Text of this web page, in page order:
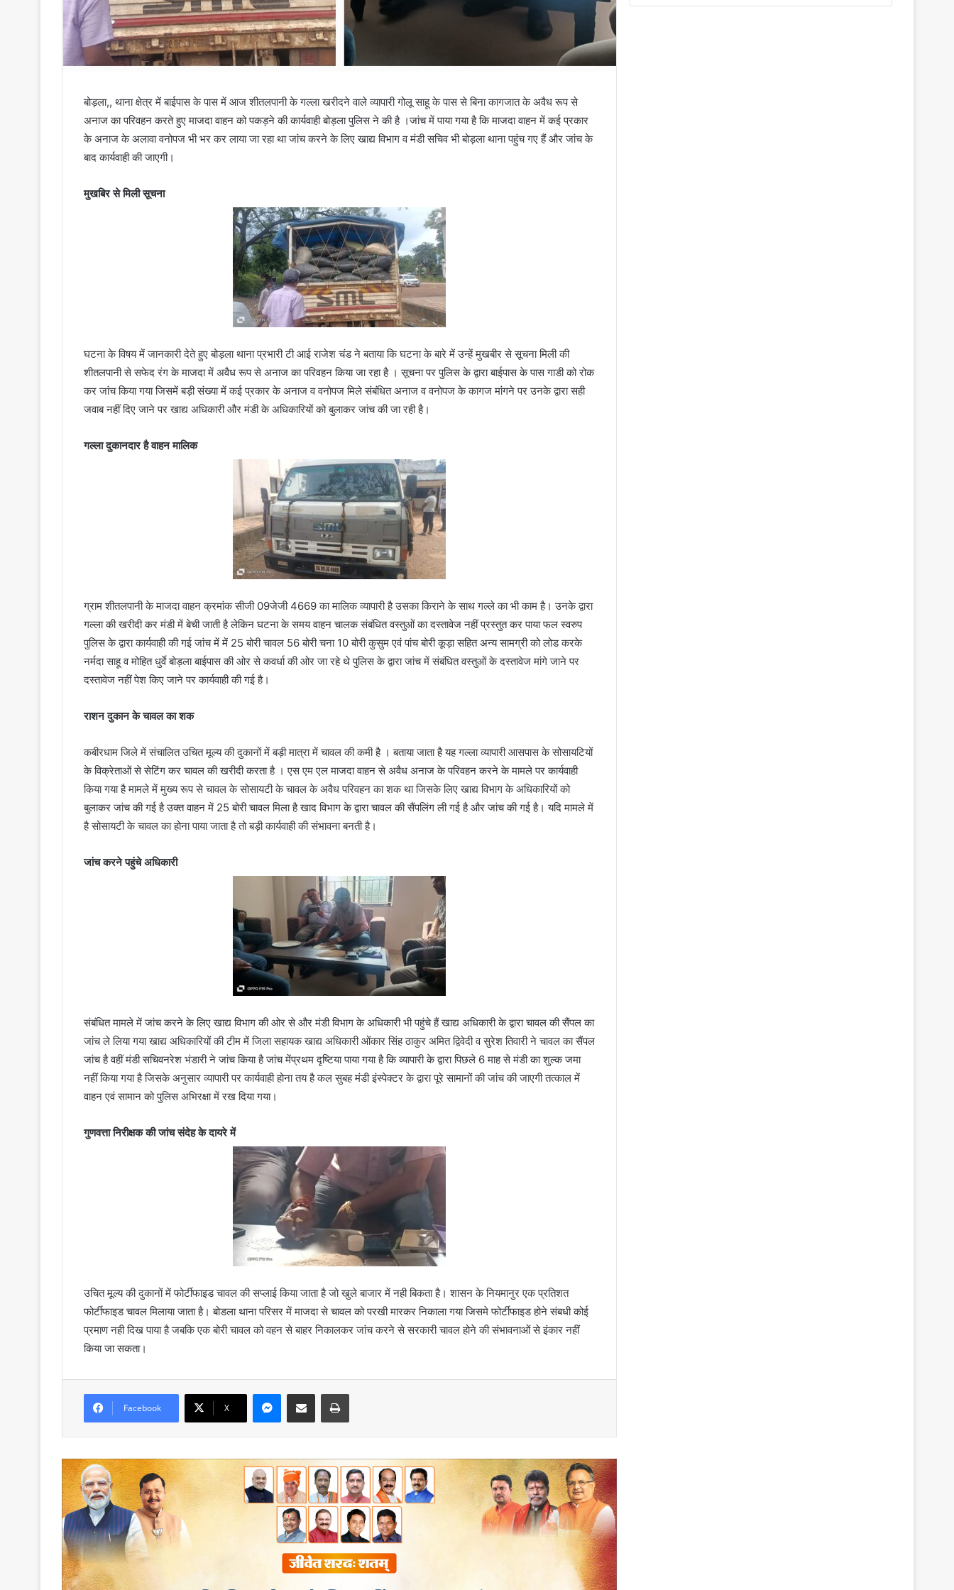
बोड़ला,, थाना क्षेत्र में बाईपास के पास में आज शीतलपानी के गल्ला खरीदने वाले व्यापारी गोलू साहू के पास से बिना कागजात के अवैध रूप से
अनाज का परिवहन करते हुए माजदा वाहन को पकड़ने की कार्यवाही बोड़ला पुलिस ने की है ।जांच में पाया गया है कि माजदा वाहन में कई प्रकार
के अनाज के अलावा वनोपज भी भर कर लाया जा रहा था जांच करने के लिए खाद्य विभाग व मंडी सचिव भी बोड़ला थाना पहुंच गए हैं और जांच के
बाद कार्यवाही की जाएगी।
मुखबिर से मिली सूचना
घटना के विषय में जानकारी देते हुए बोड़ला थाना प्रभारी टी आई राजेश चंड ने बताया कि घटना के बारे में उन्हें मुखबीर से सूचना मिली की
शीतलपानी से सफेद रंग के माजदा में अवैध रूप से अनाज का परिवहन किया जा रहा है । सूचना पर पुलिस के द्वारा बाईपास के पास गाडी को रोक
कर जांच किया गया जिसमें बड़ी संख्या में कई प्रकार के अनाज व वनोपज मिले संबंधित अनाज व वनोपज के कागज मांगने पर उनके द्वारा सही
जवाब नहीं दिए जाने पर खाद्य अधिकारी और मंडी के अधिकारियों को बुलाकर जांच की जा रही है।
गल्ला दुकानदार है वाहन मालिक
ग्राम शीतलपानी के माजदा वाहन क्रमांक सीजी 09जेजी 4669 का मालिक व्यापारी है उसका किराने के साथ गल्ले का भी काम है। उनके द्वारा
गल्ला की खरीदी कर मंडी में बेची जाती है लेकिन घटना के समय वाहन चालक संबंधित वस्तुओं का दस्तावेज नहीं प्रस्तुत कर पाया फल स्वरुप
पुलिस के द्वारा कार्यवाही की गई जांच में में 25 बोरी चावल 56 बोरी चना 10 बोरी कुसुम एवं पांच बोरी कूड़ा सहित अन्य सामग्री को लोड करके
नर्मदा साहू व मोहित धुर्वे बोड़ला बाईपास की ओर से कवर्धा की ओर जा रहे थे पुलिस के द्वारा जांच में संबंधित वस्तुओं के दस्तावेज मांगे जाने पर
दस्तावेज नहीं पेश किए जाने पर कार्यवाही की गई है।
राशन दुकान के चावल का शक
कबीरधाम जिले में संचालित उचित मूल्य की दुकानों में बड़ी मात्रा में चावल की कमी है । बताया जाता है यह गल्ला व्यापारी आसपास के सोसायटियों
के विक्रेताओं से सेटिंग कर चावल की खरीदी करता है । एस एम एल माजदा वाहन से अवैध अनाज के परिवहन करने के मामले पर कार्यवाही
किया गया है मामले में मुख्य रूप से चावल के सोसायटी के चावल के अवैध परिवहन का शक था जिसके लिए खाद्य विभाग के अधिकारियों को
बुलाकर जांच की गई है उक्त वाहन में 25 बोरी चावल मिला है खाद विभाग के द्वारा चावल की सैंपलिंग ली गई है और जांच की गई है। यदि मामले में
है सोसायटी के चावल का होना पाया जाता है तो बड़ी कार्यवाही की संभावना बनती है।
जांच करने पहुंचे अधिकारी
संबंधित मामले में जांच करने के लिए खाद्य विभाग की ओर से और मंडी विभाग के अधिकारी भी पहुंचे हैं खाद्य अधिकारी के द्वारा चावल की सैंपल का
जांच ले लिया गया खाद्य अधिकारियों की टीम में जिला सहायक खाद्य अधिकारी ओंकार सिंह ठाकुर अमित द्विवेदी व सुरेश तिवारी ने चावल का सैंपल
जांच है वहीं मंडी सचिवनरेश भंडारी ने जांच किया है जांच मेंप्रथम दृष्टिया पाया गया है कि व्यापारी के द्वारा पिछले 6 माह से मंडी का शुल्क जमा
नहीं किया गया है जिसके अनुसार व्यापारी पर कार्यवाही होना तय है कल सुबह मंडी इंस्पेक्टर के द्वारा पूरे सामानों की जांच की जाएगी तत्काल में
वाहन एवं सामान को पुलिस अभिरक्षा में रख दिया गया।
गुणवत्ता निरीक्षक की जांच संदेह के दायरे में
उचित मूल्य की दुकानों में फोर्टीफाइड चावल की सप्लाई किया जाता है जो खुले बाजार में नही बिकता है। शासन के नियमानुर एक प्रतिशत
फोर्टीफाइड चावल मिलाया जाता है। बोडला थाना परिसर में माजदा से चावल को परखी मारकर निकाला गया जिसमे फोर्टीफाइड होने संबधी कोई
प्रमाण नही दिख पाया है जबकि एक बोरी चावल को वहन से बाहर निकालकर जांच करने से सरकारी चावल होने की संभावनाओं से इंकार नहीं
किया जा सकता।
Facebook X